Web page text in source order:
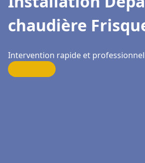
chaudière
Intervention rapide et